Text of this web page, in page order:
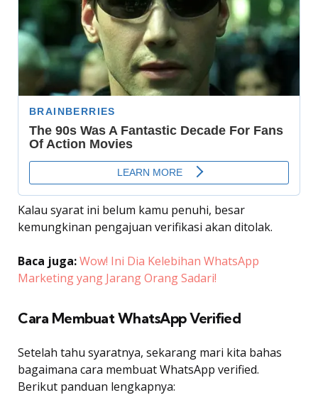
Kalau syarat ini belum kamu penuhi, besar
kemungkinan pengajuan verifikasi akan ditolak.
Baca juga:Wow! Ini Dia Kelebihan WhatsApp
Marketing yang Jarang Orang Sadari!
Cara Membuat WhatsApp Verified
Setelah tahu syaratnya, sekarang mari kita bahas
bagaimana cara membuat WhatsApp verified.
Berikut panduan lengkapnya: